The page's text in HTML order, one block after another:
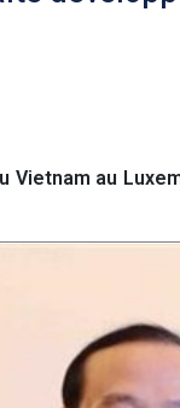
Vietnam au